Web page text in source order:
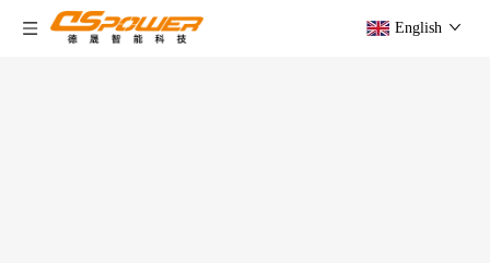
English